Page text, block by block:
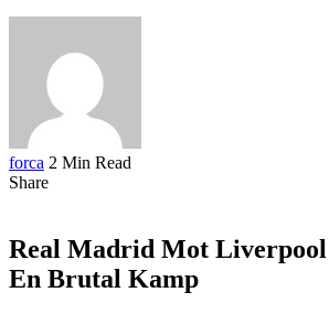
forca 2 Min Read
Share
Real Madrid Mot
En Brutal Kamp